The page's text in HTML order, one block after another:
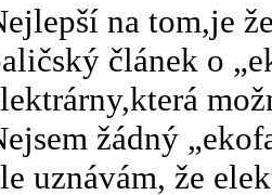
na tom,je
článek o
žádný
uznávám, že